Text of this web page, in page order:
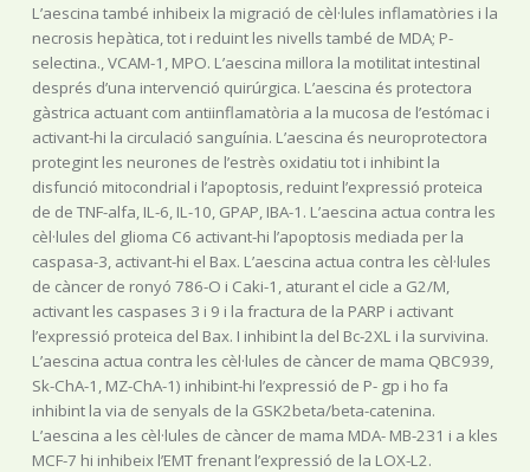
L’aescina també inhibeix la migració de cèl·lules inflamatòries i la
necrosis hepàtica, tot i reduint les nivells també de MDA; P-
selectina., VCAM-1, MPO. L’aescina millora la motilitat intestinal
després d’una intervenció quirúrgica. L’aescina és protectora
gàstrica actuant com antiinflamatòria a la mucosa de l’estómac i
activant-hi la circulació sanguínia. L’aescina és neuroprotectora
protegint les neurones de l’estrès oxidatiu tot i inhibint la
disfunció mitocondrial i l’apoptosis, reduint l’expressió proteica
de de TNF-alfa, IL-6, IL-10, GPAP, IBA-1. L’aescina actua contra les
cèl·lules del glioma C6 activant-hi l’apoptosis mediada per la
caspasa-3, activant-hi el Bax. L’aescina actua contra les cèl·lules
de càncer de ronyó 786-O i Caki-1, aturant el cicle a G2/M,
activant les caspases 3 i 9 i la fractura de la PARP i activant
l’expressió proteica del Bax. I inhibint la del Bc-2XL i la survivina.
L’aescina actua contra les cèl·lules de càncer de mama QBC939,
Sk-ChA-1, MZ-ChA-1) inhibint-hi l’expressió de P- gp i ho fa
inhibint la via de senyals de la GSK2beta/beta-catenina.
L’aescina a les cèl·lules de càncer de mama MDA- MB-231 i a kles
MCF-7 hi inhibeix l’EMT frenant l’expressió de la LOX-L2.